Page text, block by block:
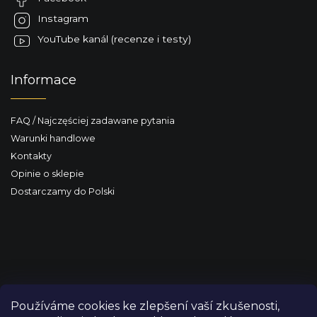
Používáme cookies ke zlepšení vaší zkušenosti,
Instagram
YouTube kanál (recenze i testy)
Informace
FAQ / Najczęściej zadawane pytania
Warunki handlowe
Kontakty
Opinie o sklepie
Dostarczamy do Polski